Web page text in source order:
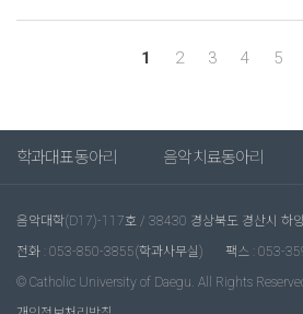
1 2 3 4 5
학과대표동아리 음악치료동아리
음악대학(D17)-117호 / 38430 경상북도 경산시 하
전화 : 053-850-3855(학과사무실)
팩스 : 053-
© Catholic University of Daegu. All Rights